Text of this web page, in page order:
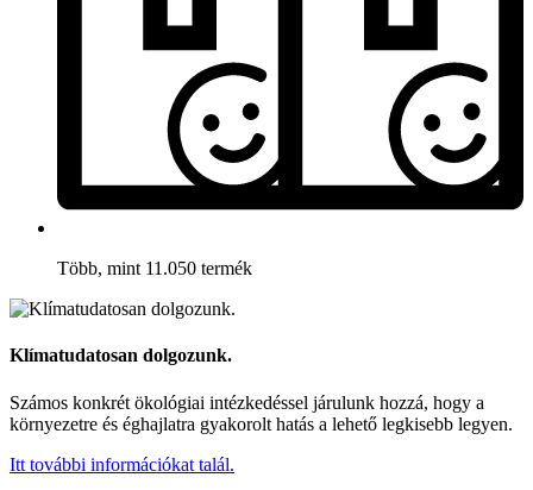
Több, mint 11.050 termék
Klímatudatosan dolgozunk.
Számos konkrét ökológiai intézkedéssel járulunk hozzá, hogy a
környezetre és éghajlatra gyakorolt hatás a lehető legkisebb legyen.
Itt további információkat talál.